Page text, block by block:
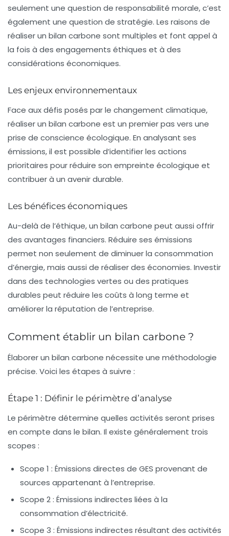
seulement une question de responsabilité morale, c’est
également une question de stratégie. Les raisons de
réaliser un bilan carbone sont multiples et font appel à
la fois à des engagements éthiques et à des
considérations économiques.
Les enjeux environnementaux
Face aux défis posés par le changement climatique,
réaliser un bilan carbone est un premier pas vers une
prise de conscience écologique. En analysant ses
émissions, il est possible d’identifier les actions
prioritaires pour réduire son empreinte écologique et
contribuer à un avenir durable.
Les bénéfices économiques
Au-delà de l’éthique, un bilan carbone peut aussi offrir
des avantages financiers. Réduire ses émissions
permet non seulement de diminuer la consommation
d’énergie, mais aussi de réaliser des économies. Investir
dans des technologies vertes ou des pratiques
durables peut réduire les coûts à long terme et
améliorer la réputation de l’entreprise.
Comment établir un bilan carbone ?
Élaborer un bilan carbone nécessite une méthodologie
précise. Voici les étapes à suivre :
Étape 1 : Définir le périmètre d’analyse
Le périmètre détermine quelles activités seront prises
en compte dans le bilan. Il existe généralement trois
scopes :
Scope 1 : Émissions directes de GES provenant de
sources appartenant à l’entreprise.
Scope 2 : Émissions indirectes liées à la
consommation d’électricité.
Scope 3 : Émissions indirectes résultant des activités